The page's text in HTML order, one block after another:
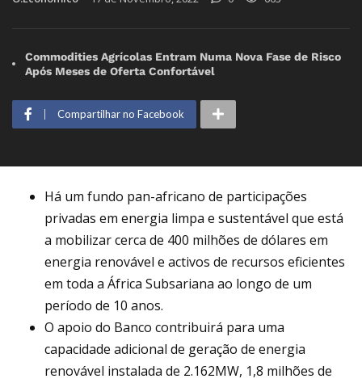
Commodities Agrícolas Entram Numa Nova Fase de Risco
Após Meses de Oferta Confortável
Compartilhar no Facebook
Há um fundo pan-africano de participações
privadas em energia limpa e sustentável que está
a mobilizar cerca de 400 milhões de dólares em
energia renovável e activos de recursos eficientes
em toda a África Subsariana ao longo de um
período de 10 anos.
O apoio do Banco contribuirá para uma
capacidade adicional de geração de energia
renovável instalada de 2.162MW, 1,8 milhões de